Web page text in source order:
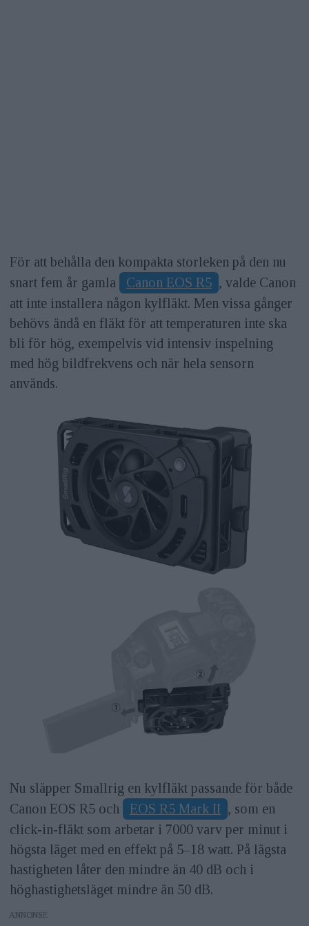
För att behålla den kompakta storleken på den nu
snart fem år gamla
Canon EOS R5 , valde Canon
att inte installera någon kylfläkt. Men vissa gånger
behövs ändå en fläkt för att temperaturen inte ska
bli för hög, exempelvis vid intensiv inspelning
med hög bildfrekvens och när hela sensorn
används.
Nu släpper Smallrig en kylfläkt passande för både
Canon EOS R5 och
EOS R5 Mark II , som en
click-in-fläkt som arbetar i 7000 varv per minut i
högsta läget med en effekt på 5–18 watt. På lägsta
hastigheten låter den mindre än 40 dB och i
höghastighetsläget mindre än 50 dB.
ANNONS